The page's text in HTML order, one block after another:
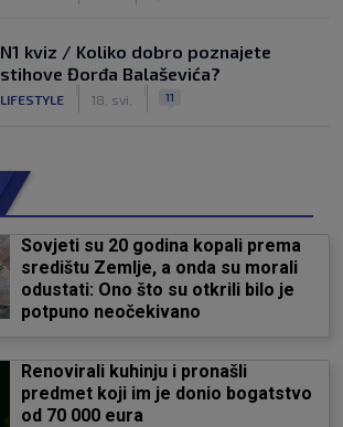
N1 kviz / Koliko dobro poznajete
stihove Đorđa Balaševića?
LIFESTYLE 18. svi. 11
Sovjeti su 20 godina kopali prema
središtu Zemlje, a onda su morali
odustati: Ono što su otkrili bilo je
potpuno neočekivano
Renovirali kuhinju i pronašli
predmet koji im je donio bogatstvo
od 70 000 eura